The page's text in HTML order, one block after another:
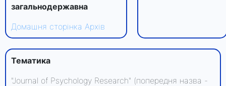
загальнодержавна
Домашня сторінка Архів
Тематика
"Journal of Psychology Research" (попередня назва -